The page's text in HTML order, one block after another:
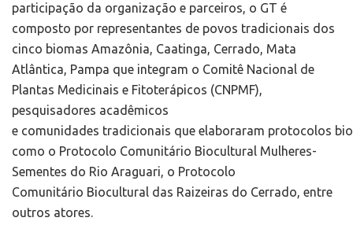
participação da organização e parceiros, o GT é
composto por representantes de povos tradicionais dos
cinco biomas Amazônia, Caatinga, Cerrado, Mata
Atlântica, Pampa que integram o Comitê Nacional de
Plantas Medicinais e Fitoterápicos (CNPMF),
pesquisadores acadêmicos
e comunidades tradicionais que elaboraram protocolos
como o Protocolo Comunitário Biocultural Mulheres-
Sementes do Rio Araguari, o Protocolo
Comunitário Biocultural das Raizeiras do Cerrado, entre
outros atores.